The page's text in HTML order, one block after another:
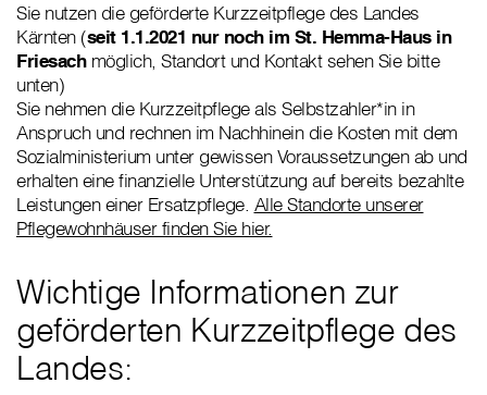
Sie nutzen die geförderte Kurzzeitpflege des Landes
Kärnten (seit 1.1.2021 nur noch im St. Hemma-Haus in
Friesachmöglich, Standort und Kontakt sehen Sie bitte
unten)
Sie nehmen die Kurzzeitpflege als Selbstzahler*in in
Anspruch und rechnen im Nachhinein die Kosten mit dem
Sozialministerium unter gewissen Voraussetzungen ab und
erhalten eine finanzielle Unterstützung auf bereits bezahlte
Leistungen einer Ersatzpflege. Alle Standorte unserer
Pflegewohnhäuser finden Sie hier.
Wichtige Informationen zur
geförderten Kurzzeitpflege des
Landes: